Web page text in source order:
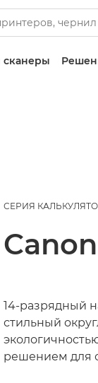
СЕРИЯ
Canon
14-разрядный
стильный
решением для